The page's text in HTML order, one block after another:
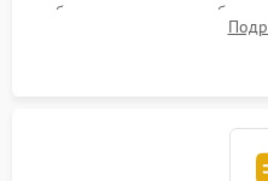
рабочего отрезка,
экспозамера с